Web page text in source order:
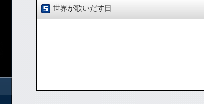
世界が歌いだす日